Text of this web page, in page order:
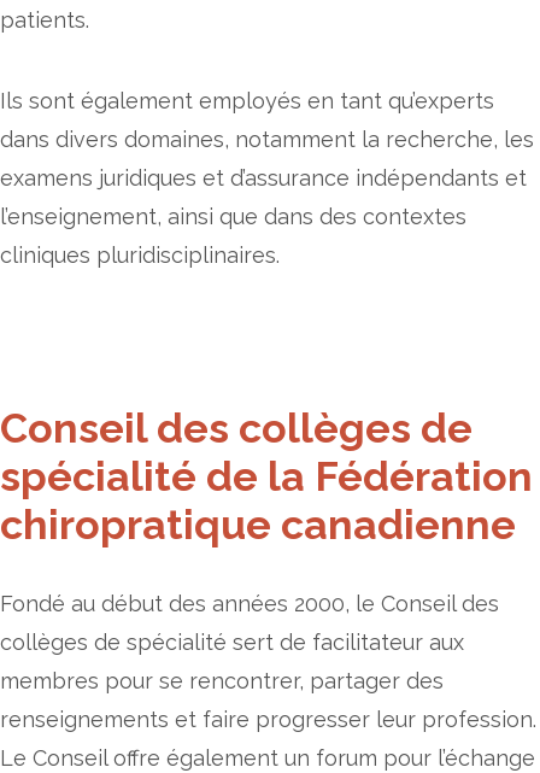
patients.
Ils sont également employés en tant qu’experts
dans divers domaines, notamment la recherche, les
examens juridiques et d’assurance indépendants et
l’enseignement, ainsi que dans des contextes
cliniques pluridisciplinaires.
Conseil des collèges de
spécialité de la Fédération
chiropratique canadienne
Fondé au début des années 2000, le Conseil des
collèges de spécialité sert de facilitateur aux
membres pour se rencontrer, partager des
renseignements et faire progresser leur profession.
Le Conseil offre également un forum pour l’échange